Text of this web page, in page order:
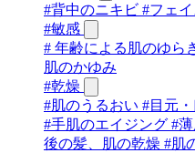
#背中のニキビ #フェ
#敏感
# 年齢による肌のゆら
肌のかゆみ
#乾燥
#肌のうるおい #目元
#手肌のエイジング #
後の髪、肌の乾燥 #肌